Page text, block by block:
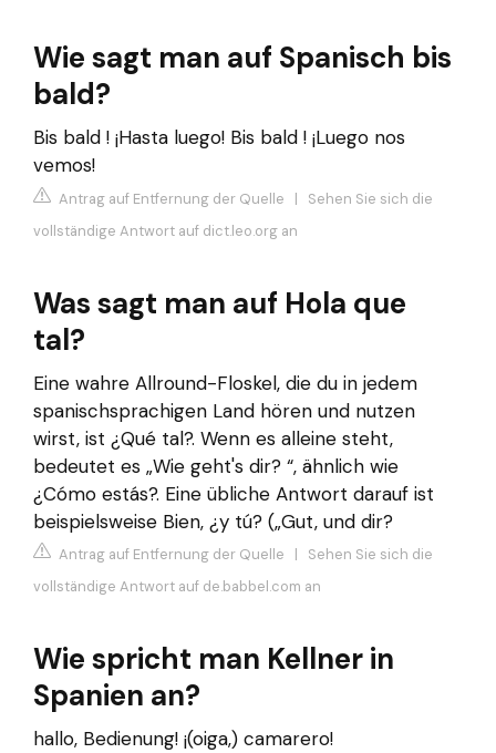
Wie sagt man auf Spanisch bis
bald?
Bis bald ! ¡Hasta luego! Bis bald ! ¡Luego nos
vemos!
Antrag auf Entfernung der Quelle | Sehen Sie sich die
vollständige Antwort auf dict.leo.org an
Was sagt man auf Hola que
tal?
Eine wahre Allround-Floskel, die du in jedem
spanischsprachigen Land hören und nutzen
wirst, ist ¿Qué tal?. Wenn es alleine steht,
bedeutet es „Wie geht's dir? “, ähnlich wie
¿Cómo estás?. Eine übliche Antwort darauf ist
beispielsweise Bien, ¿y tú? („Gut, und dir?
Antrag auf Entfernung der Quelle | Sehen Sie sich die
vollständige Antwort auf de.babbel.com an
Wie spricht man Kellner in
Spanien an?
hallo, Bedienung! ¡(oiga,) camarero!